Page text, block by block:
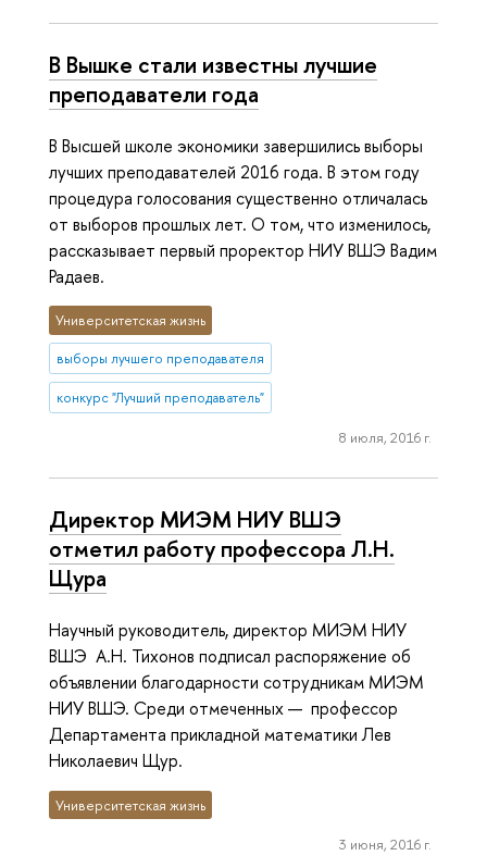
В Вышке стали известны лучшие
преподаватели года
В Высшей школе экономики завершились выборы
лучших преподавателей 2016 года. В этом году
процедура голосования существенно отличалась
от выборов прошлых лет. О том, что изменилось,
рассказывает первый проректор НИУ ВШЭ Вадим
Радаев.
Университетская жизнь
выборы лучшего преподавателя
конкурс "Лучший преподаватель"
8 июля, 2016 г.
Директор МИЭМ НИУ ВШЭ
отметил работу профессора Л.Н.
Щура
Научный руководитель, директор МИЭМ НИУ
ВШЭ А.Н. Тихонов подписал распоряжение об
объявлении благодарности сотрудникам МИЭМ
НИУ ВШЭ. Среди отмеченных — профессор
Департамента прикладной математики Лев
Николаевич Щур.
Университетская жизнь
3 июня, 2016 г.